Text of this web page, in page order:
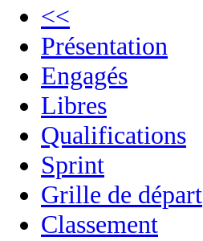
<<
Présentation
Engagés
Libres
Qualifications
Sprint
Grille de départ
Classement